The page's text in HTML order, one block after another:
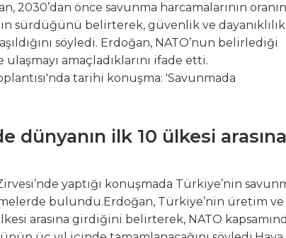
2030’dan önce savunma harcamalarının
sürdüğünü belirterek, güvenlik ve
söyledi. Erdoğan, NATO’nun belirlediği
amaçladıklarını ifade etti.
dünyanın ilk 10 ülkesi arasına
yaptığı konuşmada Türkiye’nin
bulundu.Erdoğan, Türkiye’nin üretim ve
arasına girdiğini belirterek, NATO